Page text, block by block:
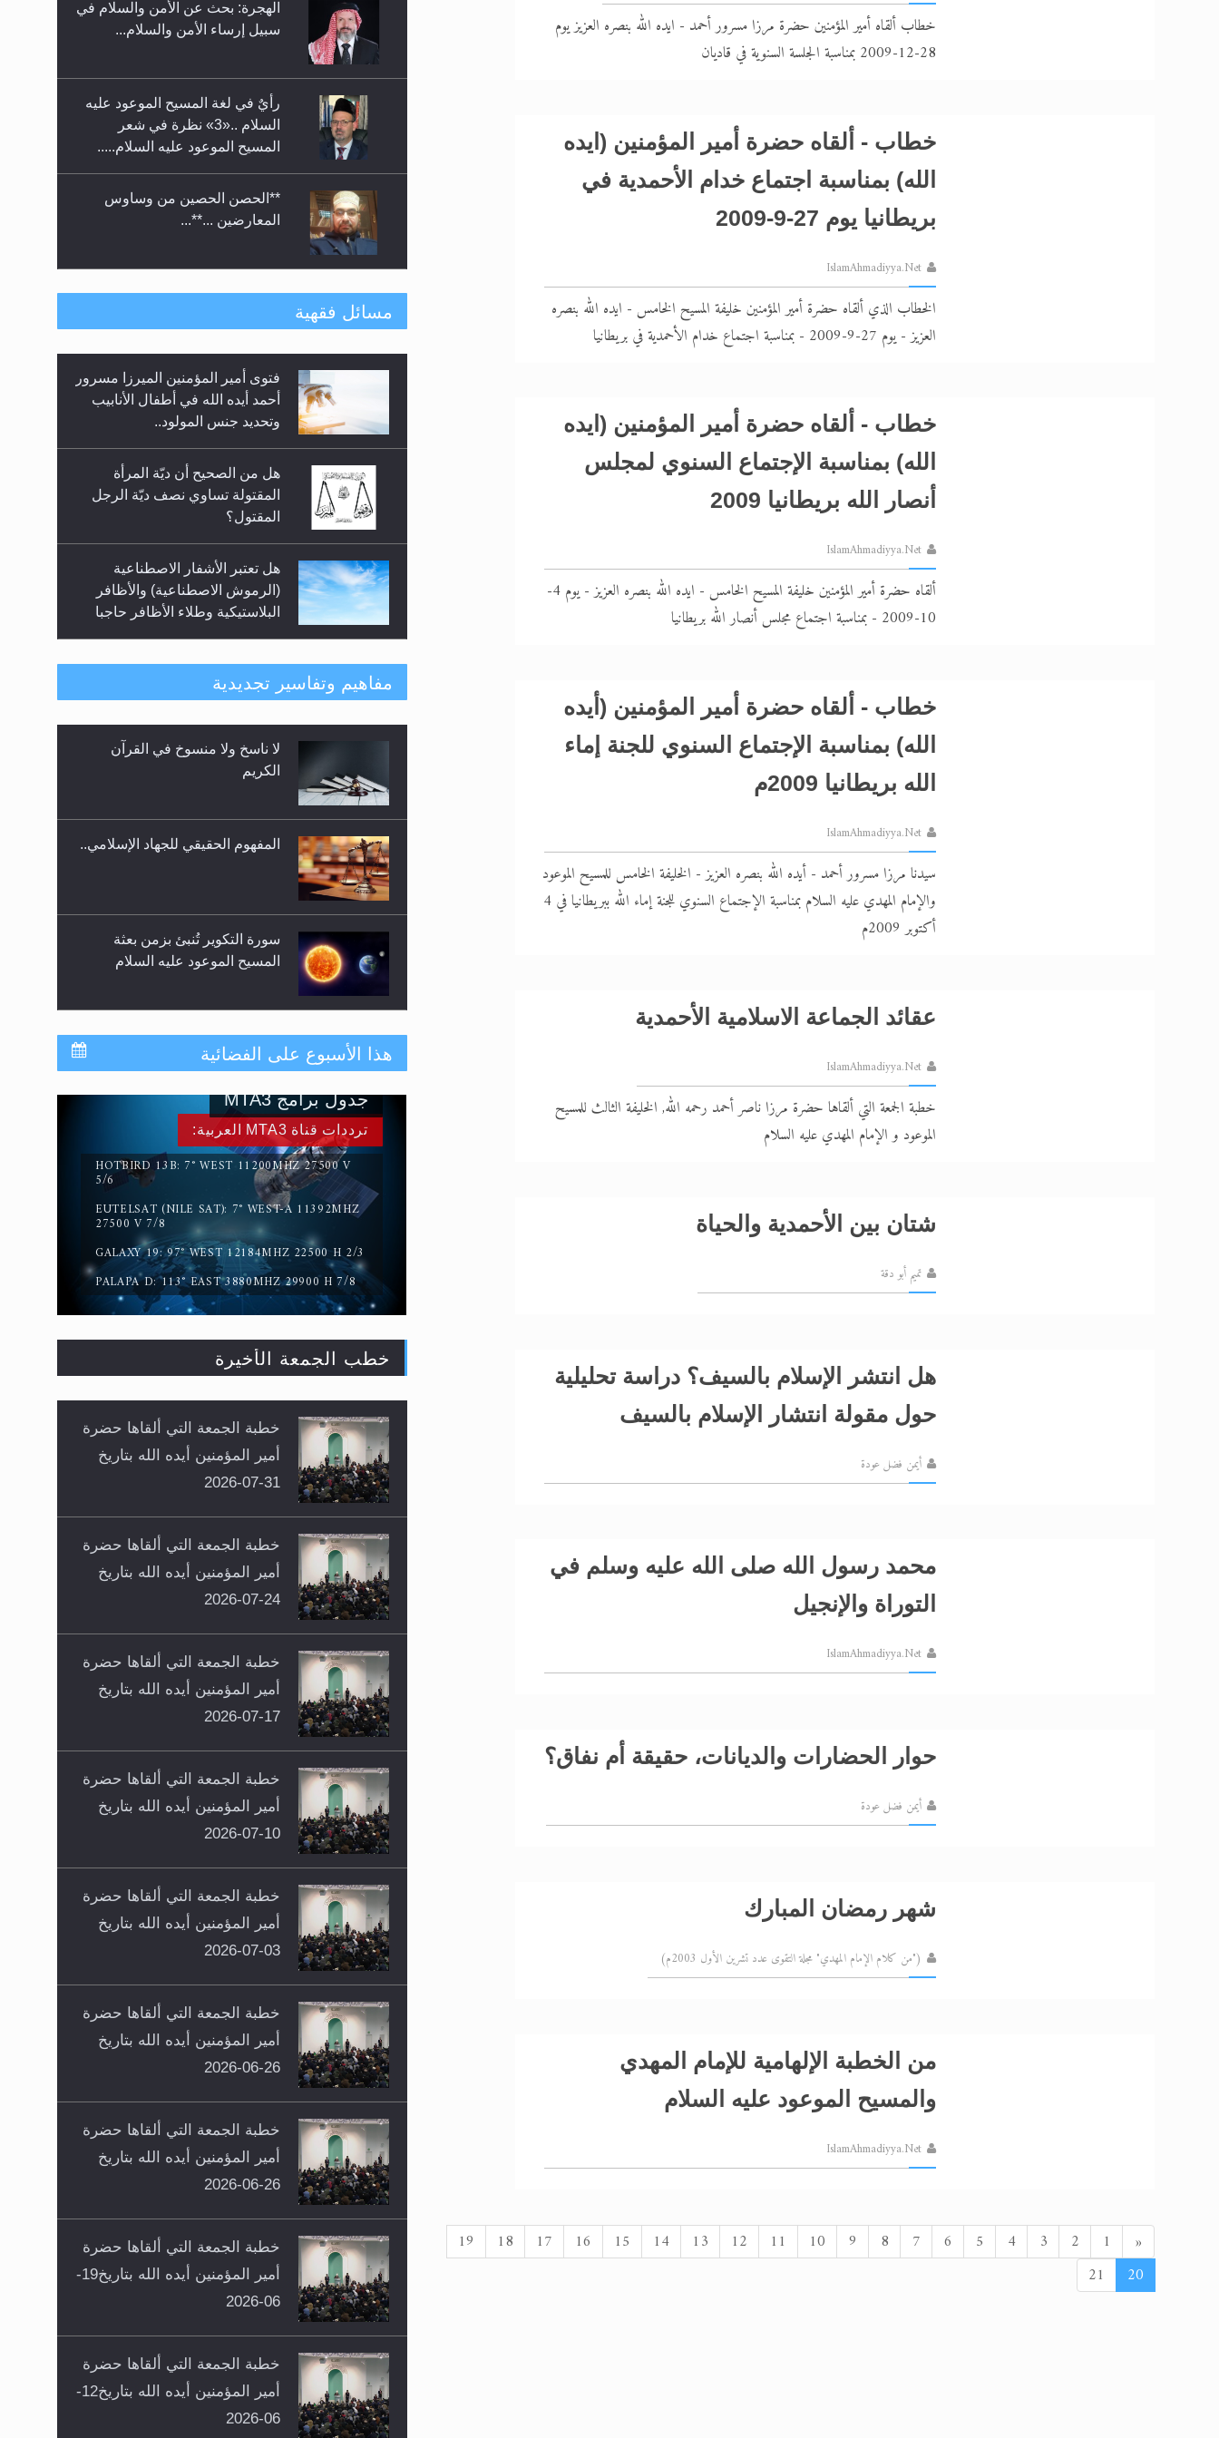
خطاب ألقاه أمير المؤمنين حضرة مرزا مسرور أحمد - ايده الله بنصره العزيز يوم
28-12-2009 بمناسبة الجلسة السنوية في قاديان
خطاب - ألقاه حضرة أمير المؤمنين (ايده
الله) بمناسبة اجتماع خدام الأحمدية في
بريطانيا يوم 27-9-2009
IslamAhmadiyya.Net
الخطاب الذي ألقاه حضرة أمير المؤمنين خليفة المسيح الخامس - ايده الله بنصره
العزيز - يوم 27-9-2009 - بمناسبة اجتماع خدام الأحمدية في بريطانيا
خطاب - ألقاه حضرة أمير المؤمنين (ايده
الله) بمناسبة الإجتماع السنوي لمجلس
أنصار الله بريطانيا 2009
IslamAhmadiyya.Net
ألقاه حضرة أمير المؤمنين خليفة المسيح الخامس - ايده الله بنصره العزيز - يوم 4-
10-2009 - بمناسبة اجتماع مجلس أنصار الله بريطانيا
خطاب - ألقاه حضرة أمير المؤمنين (أيده
الله) بمناسبة الإجتماع السنوي للجنة إماء
الله بريطانيا 2009م
IslamAhmadiyya.Net
سيدنا مرزا مسرور أحمد - أيده الله بنصره العزيز - الخليفة الخامس للمسيح الموعود
والإمام المهدي عليه السلام بمناسبة الإجتماع السنوي للجنة إماء الله ببريطانيا في 4
أكتوبر 2009م
عقائد الجماعة الاسلامية الأحمدية
IslamAhmadiyya.Net
خطبة الجمعة التي ألقاها حضرة مرزا ناصر أحمد رحمه الله, الخليفة الثالث للمسيح
الموعود و الإمام المهدي عليه السلام
شتان بين الأحمدية والحياة
تميم أبو دقة
هل انتشر الإسلام بالسيف؟ دراسة تحليلية
حول مقولة انتشار الإسلام بالسيف
أيمن فضل عودة
محمد رسول الله صلى الله عليه وسلم في
التوراة والإنجيل
IslamAhmadiyya.Net
حوار الحضارات والديانات، حقيقة أم نفاق؟
أيمن فضل عودة
شهر رمضان المبارك
("من كلام الإمام المهدي" مجلة التقوى عدد تشرين الأول 2003م)
من الخطبة الإلهامية للإمام المهدي
والمسيح الموعود عليه السلام
IslamAhmadiyya.Net
« السابق1
2
3
4
5
6
7
8
9
10
11
12
13
14
15
16
17
18
19
20
21
حفل توزيع الشهادات في الجامعة
الأحمدية بنيجيريا لعام 2025
الهجرة: بحث عن الأمن والسلام في
سبيل إرساء الأمن والسلام...
رأيٌ في لغة المسيح الموعود عليه
السلام ..«3» نظرة في شعر
المسيح الموعود عليه السلام.....
**الحصن الحصين من وساوس
المعارضين ...**...
متطلَّبات التّحريك الجديد...
رأيٌ في لغة المسيح الموعود عليه
السلام.. 4...
مسائل فقهية
فتوى أمير المؤمنين الميرزا مسرور
أحمد أيده الله في أطفال الأنابيب
وتحديد جنس المولود..
هل من الصحيح أن ديّة المرأة
المقتولة تساوي نصف ديّة الرجل
المقتول؟
هل تعتبر الأشفار الاصطناعية
(الرموش الاصطناعية) والأظافر
البلاستيكية وطلاء الأظافر حاجبا
هل يُحسب حول الزكاة وفق السنة
الميلادية أو الهجرية؟
هل يجوز فتح مشروع كوافير نسائي
للمحجبات وغير المحجبات؟
مفاهيم وتفاسير تجديدية
لا ناسخ ولا منسوخ في القرآن
الكريم
المفهوم الحقيقي للجهاد الإسلامي..
سورة التكوير تُنبئ بزمن بعثة
المسيح الموعود عليه السلام
حقيقة المسيح الدجال
القرآن قاضٍ وحكمٌ على السنة
ومهيمنٌ عليها.. ليس العكس
هذا الأسبوع على الفضائية
ترددات قناة MTA3 العربية:
HOTBIRD 13B: 7° WEST 11200MHZ 27500 V
5/6
EUTELSAT (NILE SAT): 7° WEST-A 11392MHZ
27500 V 7/8
GALAXY 19: 97° WEST 12184MHZ 22500 H 2/3
PALAPA D: 113° EAST 3880MHZ 29900 H 7/8
جدول برامج MTA3
خطب الجمعة الأخيرة
خطبة الجمعة التي ألقاها حضرة
أمير المؤمنين أيده الله بتاريخ
31-07-2026
خطبة الجمعة التي ألقاها حضرة
أمير المؤمنين أيده الله بتاريخ
24-07-2026
خطبة الجمعة التي ألقاها حضرة
أمير المؤمنين أيده الله بتاريخ
17-07-2026
خطبة الجمعة التي ألقاها حضرة
أمير المؤمنين أيده الله بتاريخ
10-07-2026
خطبة الجمعة التي ألقاها حضرة
أمير المؤمنين أيده الله بتاريخ
03-07-2026
خطبة الجمعة التي ألقاها حضرة
أمير المؤمنين أيده الله بتاريخ
26-06-2026
خطبة الجمعة التي ألقاها حضرة
أمير المؤمنين أيده الله بتاريخ
26-06-2026
خطبة الجمعة التي ألقاها حضرة
أمير المؤمنين أيده الله بتاريخ19-
06-2026
خطبة الجمعة التي ألقاها حضرة
أمير المؤمنين أيده الله بتاريخ12-
06-2026